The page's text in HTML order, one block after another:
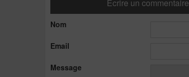
Ecrire un commentaire
Nom
Email
Message